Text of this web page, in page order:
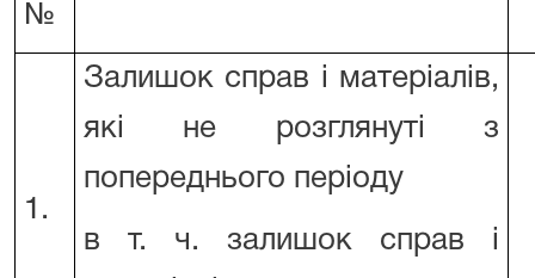
№
1.
Залишок справ і матеріалів,
які не розглянуті з
попереднього періоду
в т. ч. залишок справ і